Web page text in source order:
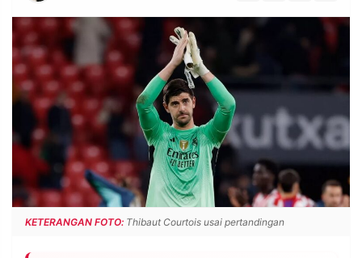
DAERAH NASIONAL
MANCA SPORT
INFORMASI
PRIVACY
POLICY
BERITA
WARGA
INFORMASI
IKLAN
KIRIM
TULISAN
KETERANGAN FOTO: Thibaut Courtois usai pertandingan